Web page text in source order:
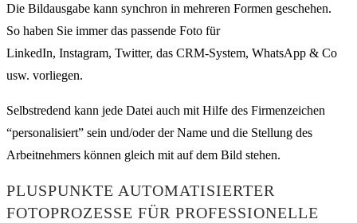
Die Bildausgabe kann synchron in mehreren Formen geschehen.
So haben Sie immer das passende Foto für
LinkedIn, Instagram, Twitter, das CRM-System, WhatsApp & Co
usw. vorliegen.
Selbstredend kann jede Datei auch mit Hilfe des Firmenzeichen
“personalisiert” sein und/oder der Name und die Stellung des
Arbeitnehmers können gleich mit auf dem Bild stehen.
PLUSPUNKTE AUTOMATISIERTER
FOTOPROZESSE FÜR PROFESSIONELLE